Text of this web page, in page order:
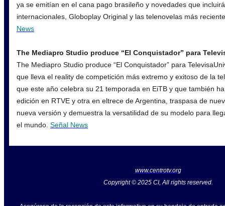
ya se emitían en el cana pago brasileño y novedades que
internacionales, Globoplay Original y las telenovelas más
News
The Mediapro Studio produce “El Conquistador” para
The Mediapro Studio produce “El Conquistador” para
que lleva el reality de competición más extremo y exitoso de la
que este año celebra su 21 temporada en EiTB y que también
edición en RTVE y otra en eltrece de Argentina, traspasa de
nueva versión y demuestra la versatilidad de su modelo para
el mundo. Señal News
www.centrotv.org
Copyright © 2025 CI, All rights reserved.